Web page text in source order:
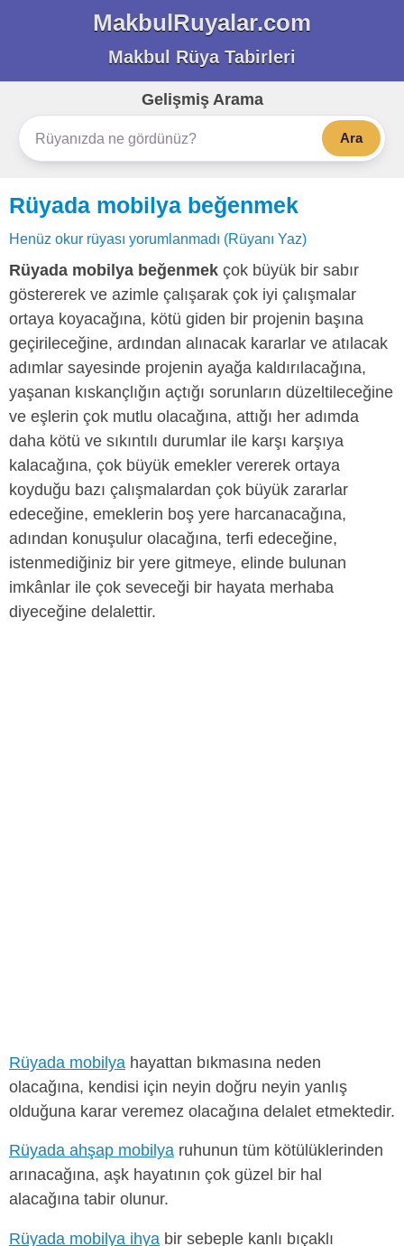
MakbulRuyalar.com
Makbul Rüya Tabirleri
Gelişmiş Arama
Ara
Rüyada mobilya beğenmek
Henüz okur rüyası yorumlanmadı (Rüyanı Yaz)
Rüyada mobilya beğenmek çok büyük bir sabır
göstererek ve azimle çalışarak çok iyi çalışmalar
ortaya koyacağına, kötü giden bir projenin başına
geçirileceğine, ardından alınacak kararlar ve atılacak
adımlar sayesinde projenin ayağa kaldırılacağına,
yaşanan kıskançlığın açtığı sorunların düzeltileceğine
ve eşlerin çok mutlu olacağına, attığı her adımda
daha kötü ve sıkıntılı durumlar ile karşı karşıya
kalacağına, çok büyük emekler vererek ortaya
koyduğu bazı çalışmalardan çok büyük zararlar
edeceğine, emeklerin boş yere harcanacağına,
adından konuşulur olacağına, terfi edeceğine,
istenmediğiniz bir yere gitmeye, elinde bulunan
imkânlar ile çok seveceği bir hayata merhaba
diyeceğine delalettir.
Rüyada mobilya hayattan bıkmasına neden
olacağına, kendisi için neyin doğru neyin yanlış
olduğuna karar veremez olacağına delalet etmektedir.
Rüyada ahşap mobilya ruhunun tüm kötülüklerinden
arınacağına, aşk hayatının çok güzel bir hal
alacağına tabir olunur.
Rüyada mobilya ihya bir sebeple kanlı bıçaklı